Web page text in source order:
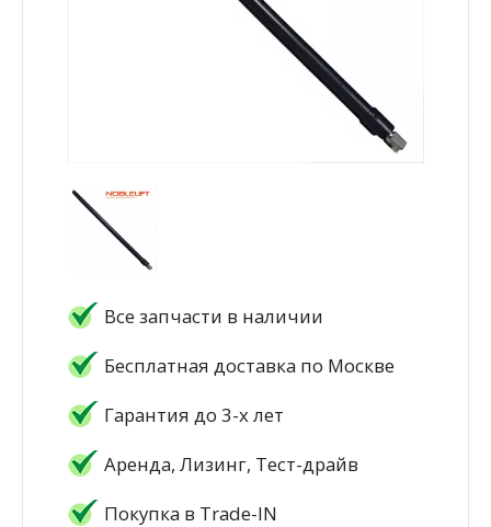
Все запчасти в наличии
Бесплатная доставка по Москве
Гарантия до 3-х лет
Аренда, Лизинг, Тест-драйв
Покупка в Trade-IN